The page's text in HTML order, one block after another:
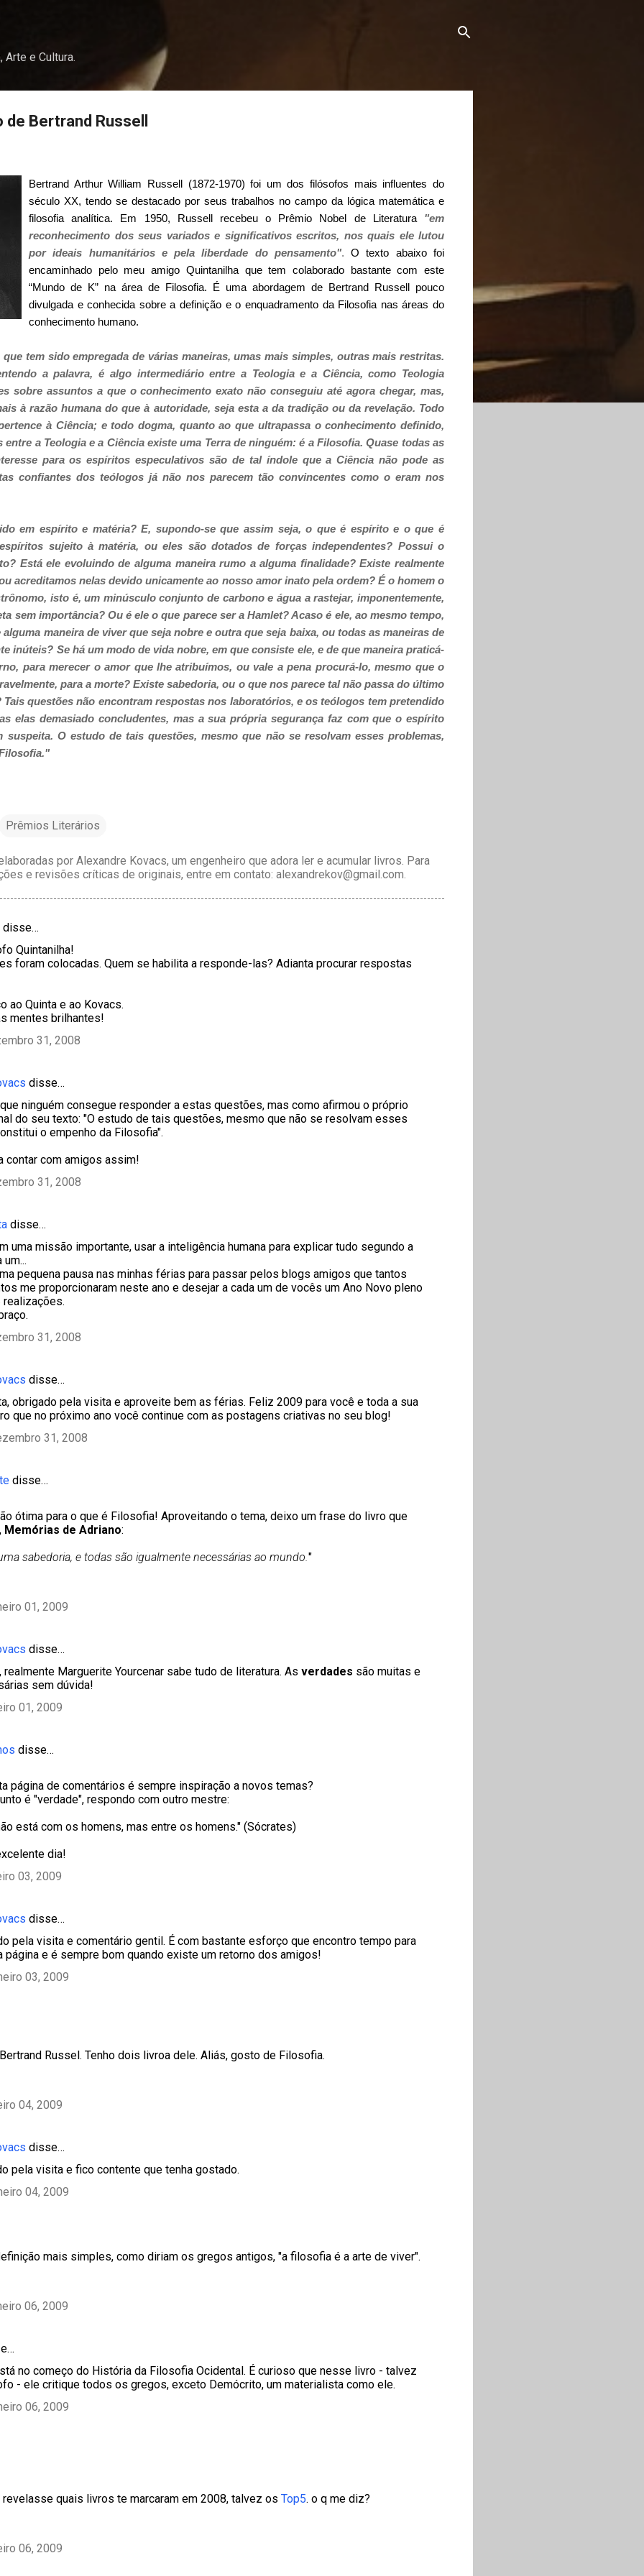
Arte e Cultura.
Bertrand Russell
Bertrand Arthur William Russell (1872-1970) foi um dos filósofos mais influentes do
século XX, tendo se destacado por seus trabalhos no campo da lógica matemática e
filosofia analítica. Em 1950, Russell recebeu o Prêmio Nobel de Literatura "em
reconhecimento dos seus variados e significativos escritos, nos quais ele lutou
por ideais humanitários e pela liberdade do pensamento".
O texto abaixo foi
encaminhado pelo meu amigo Quintanilha que tem colaborado bastante com este
“Mundo de K” na área de Filosofia. É uma abordagem de Bertrand Russell pouco
divulgada e conhecida sobre a definição e o enquadramento da Filosofia nas áreas do
conhecimento humano.
tem sido empregada de várias maneiras, umas mais simples, outras mais restritas.
a palavra, é algo intermediário entre a Teologia e a Ciência, como Teologia
sobre assuntos a que o conhecimento exato não conseguiu até agora chegar, mas,
à razão humana do que à autoridade, seja esta a da tradição ou da revelação. Todo
à Ciência; e todo dogma, quanto ao que ultrapassa o conhecimento definido,
entre a Teologia e a Ciência existe uma Terra de ninguém: é a Filosofia. Quase todas as
para os espíritos especulativos são de tal índole que a Ciência não pode as
confiantes dos teólogos já não nos parecem tão convincentes como o eram nos
em espírito e matéria? E, supondo-se que assim seja, o que é espírito e o que é
sujeito à matéria, ou eles são dotados de forças independentes? Possui o
Está ele evoluindo de alguma maneira rumo a alguma finalidade? Existe realmente
acreditamos nelas devido unicamente ao nosso amor inato pela ordem? É o homem o
isto é, um minúsculo conjunto de carbono e água a rastejar, imponentemente,
sem importância? Ou é ele o que parece ser a Hamlet? Acaso é ele, ao mesmo tempo,
maneira de viver que seja nobre e outra que seja baixa, ou todas as maneiras de
inúteis? Se há um modo de vida nobre, em que consiste ele, e de que maneira praticá-
para merecer o amor que lhe atribuímos, ou vale a pena procurá-lo, mesmo que o
para a morte? Existe sabedoria, ou o que nos parece tal não passa do último
questões não encontram respostas nos laboratórios, e os teólogos tem pretendido
elas demasiado concludentes, mas a sua própria segurança faz com que o espírito
suspeita. O estudo de tais questões, mesmo que não se resolvam esses problemas,
Prêmios Literários
por Alexandre Kovacs, um engenheiro que adora ler e acumular livros. Para
e revisões críticas de originais, entre em contato: alexandrekov@gmail.com.
disse…
Quintanilha!
foram colocadas. Quem se habilita a responde-las? Adianta procurar respostas
ao Quinta e ao Kovacs.
mentes brilhantes!
31, 2008
disse…
ninguém consegue responder a estas questões, mas como afirmou o próprio
do seu texto: "O estudo de tais questões, mesmo que não se resolvam esses
o empenho da Filosofia".
contar com amigos assim!
31, 2008
disse…
uma missão importante, usar a inteligência humana para explicar tudo segundo a
pequena pausa nas minhas férias para passar pelos blogs amigos que tantos
me proporcionaram neste ano e desejar a cada um de vocês um Ano Novo pleno
31, 2008
disse…
obrigado pela visita e aproveite bem as férias. Feliz 2009 para você e toda a sua
que no próximo ano você continue com as postagens criativas no seu blog!
31, 2008
disse…
ótima para o que é Filosofia! Aproveitando o tema, deixo um frase do livro que
Memórias de Adriano:
sabedoria, e todas são igualmente necessárias ao mundo. "
01, 2009
disse…
realmente Marguerite Yourcenar sabe tudo de literatura. As verdades são muitas e
sem dúvida!
01, 2009
disse…
página de comentários é sempre inspiração a novos temas?
é "verdade", respondo com outro mestre:
está com os homens, mas entre os homens." (Sócrates)
dia!
03, 2009
disse…
pela visita e comentário gentil. É com bastante esforço que encontro tempo para
página e é sempre bom quando existe um retorno dos amigos!
03, 2009
Russel. Tenho dois livroa dele. Aliás, gosto de Filosofia.
04, 2009
disse…
pela visita e fico contente que tenha gostado.
04, 2009
mais simples, como diriam os gregos antigos, "a filosofia é a arte de viver".
06, 2009
no começo do História da Filosofia Ocidental. É curioso que nesse livro - talvez
- ele critique todos os gregos, exceto Demócrito, um materialista como ele.
06, 2009
quais livros te marcaram em 2008, talvez os Top5. o q me diz?
06, 2009